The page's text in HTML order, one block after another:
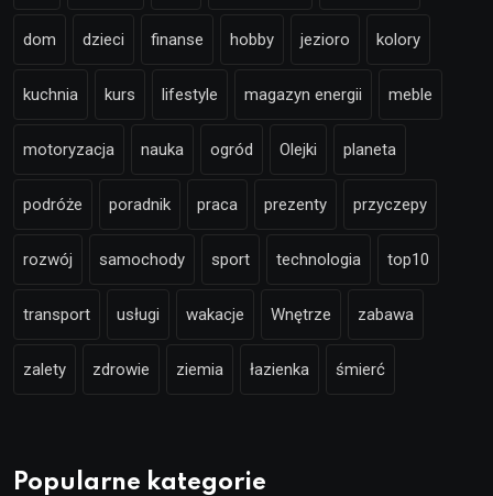
dom dzieci finanse hobby jezioro kolory
kuchnia kurs lifestyle magazyn energii meble
motoryzacja nauka ogród Olejki planeta
podróże poradnik praca prezenty przyczepy
rozwój samochody sport technologia top10
transport usługi wakacje Wnętrze zabawa
zalety zdrowie ziemia łazienka śmierć
Popularne kategorie